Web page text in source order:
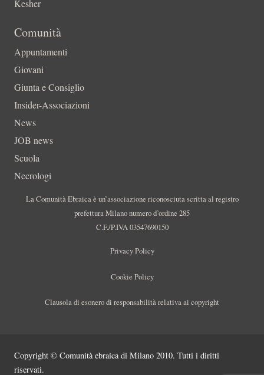
Kesher
Comunità
Appuntamenti
Giovani
Giunta e Consiglio
Insider-Associazioni
News
JOB news
Scuola
Necrologi
La Comunità Ebraica è un’associazione riconosciuta scritta al registro
prefettura Milano numero d’ordine 285
C.F./P.IVA 03547690150
Privacy Policy
Cookie Policy
Clausola di esonero di responsabilità relativa ai copyright
Copyright © Comunità ebraica di Milano 2010. Tutti i diritti
riservati.